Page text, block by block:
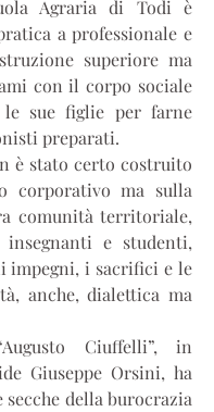
Agraria di Todi è
a professionale e
superiore ma
con il corpo sociale
sue figlie per farne
preparati.
è stato certo costruito
corporativo ma sulla
comunità territoriale,
e studenti,
impegni, i sacrifici e le
anche, dialettica ma
Ciuffelli”, in
Giuseppe Orsini, ha
della burocrazia